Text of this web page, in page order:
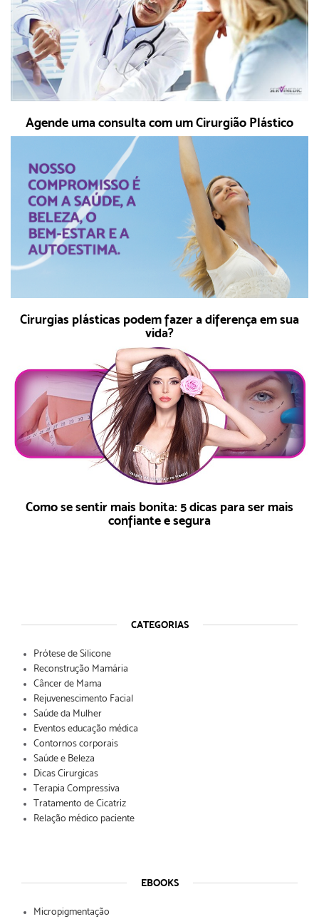
Agende uma consulta com um Cirurgião Plástico
Cirurgias plásticas podem fazer a diferença em sua
vida?
Como se sentir mais bonita: 5 dicas para ser mais
confiante e segura
CATEGORIAS
Prótese de Silicone
Reconstrução Mamária
Câncer de Mama
Rejuvenescimento Facial
Saúde da Mulher
Eventos educação médica
Contornos corporais
Saúde e Beleza
Dicas Cirurgicas
Terapia Compressiva
Tratamento de Cicatriz
Relação médico paciente
EBOOKS
Micropigmentação